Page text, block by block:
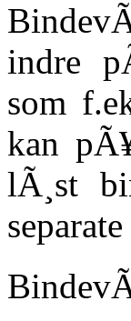
indre
som
kan
lÃ¸st